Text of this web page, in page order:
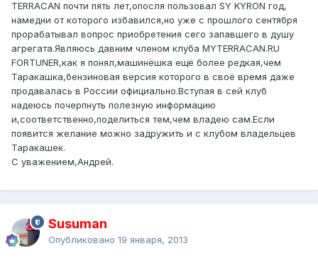
TERRACAN почти пять лет,опосля пользовал SY KYRON год,
намедни от которого избавился,но уже с прошлого сентября
прорабатывал вопрос приобретения сего запавшего в душу
агрегата.Являюсь давним членом клуба MYTERRACAN.RU
FORTUNER,как я понял,машинёшка ещё более редкая,чем
Таракашка,бензиновая версия которого в своё время даже
продавалась в России официально.Вступая в сей клуб
надеюсь почерпнуть полезную информацию
и,соответственно,поделиться тем,чем владею сам.Если
появится желание можно задружить и с клубом владельцев
Таракашек.
С уважением,Андрей.
Susuman
Опубликовано 19 января, 2013